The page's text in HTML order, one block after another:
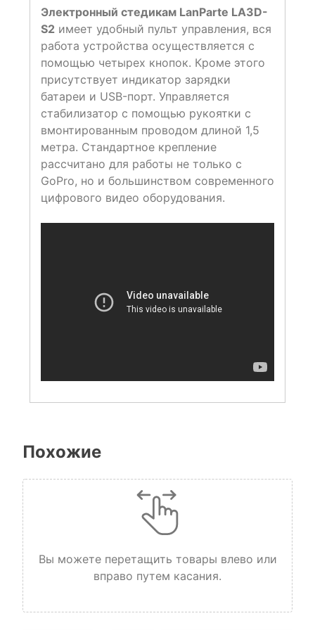
Электронный стедикам LanParte LA3D-
S2 имеет удобный пульт управления, вся
работа устройства осуществляется с
помощью четырех кнопок. Кроме этого
присутствует индикатор зарядки
батареи и USB-порт. Управляется
стабилизатор с помощью рукоятки с
вмонтированным проводом длиной 1,5
метра. Стандартное крепление
рассчитано для работы не только с
GoPro, но и большинством современного
цифрового видео оборудования.
Похожие
Вы можете перетащить товары влево или
вправо путем касания.